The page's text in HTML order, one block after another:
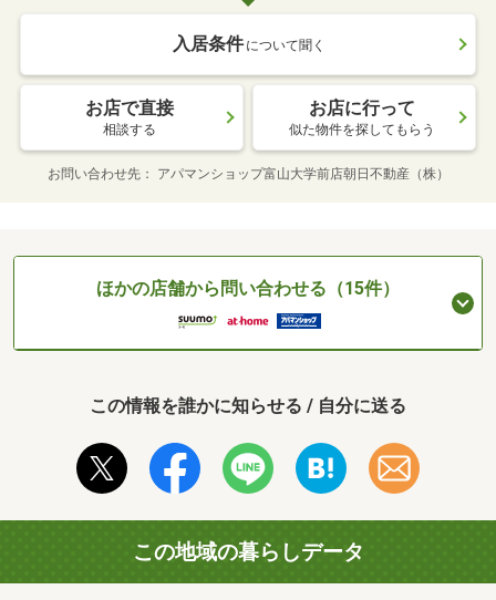
入居条件 について聞く
お店で直接
相談する
お店に行って
似た物件を探してもらう
お問い合わせ先 アパマンショップ富山大学前店朝日不動産（株）
ほかの店舗から問い合わせる（15件）
この情報を誰かに知らせる / 自分に送る
この地域の暮らしデータ